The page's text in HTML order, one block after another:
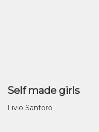
Self made girls
Livio Santoro